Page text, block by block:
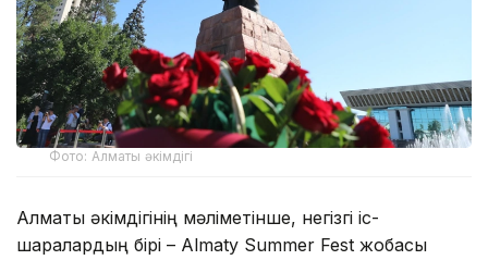
Фото: Алматы әкімдігі
Алматы әкімдігінің мәліметінше, негізгі іс-
шаралардың бірі – Almaty Summer Fest жобасы